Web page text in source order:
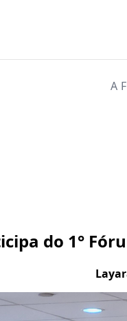
A
do 1°